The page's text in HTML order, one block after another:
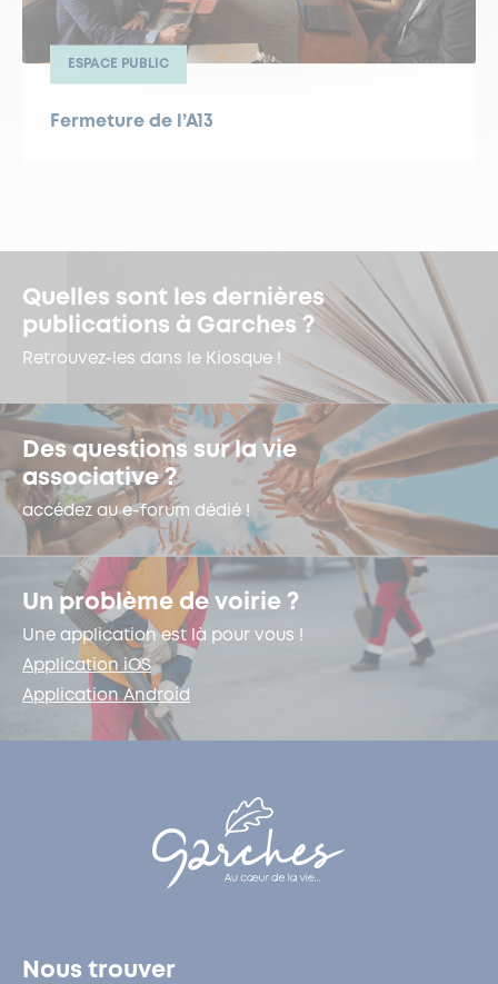
ESPACE PUBLIC
Fermeture de l’A13
Quelles sont les dernières
publications à Garches ?
Retrouvez-les dans le Kiosque !
Des questions sur la vie
associative ?
accédez au e-forum dédié !
Un problème de voirie ?
Une application est là pour vous !
Application iOS
Application Android
Nous trouver